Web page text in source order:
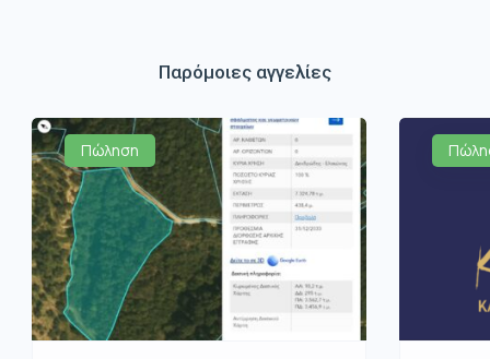
Παρόμοιες αγγελίες
Πώληση